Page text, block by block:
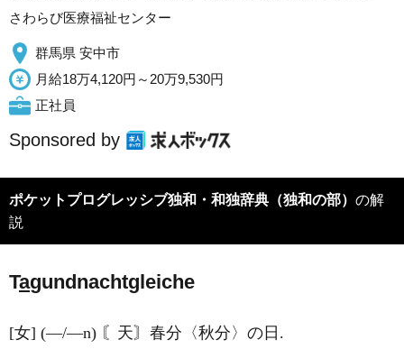
さわらび医療福祉センター
群馬県 安中市
月給18万4,120円～20万9,530円
正社員
Sponsored by
ポケットプログレッシブ独和・和独辞典（独和の部） の解
説
Tagundnachtgleiche
[女] (―/―n) 〘天〙春分〈秋分〉の日.